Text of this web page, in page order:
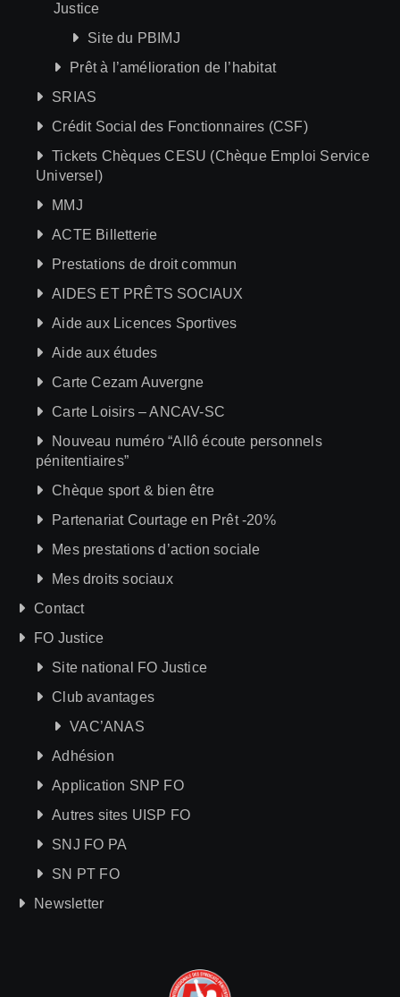
Justice
Site du PBIMJ
Prêt à l’amélioration de l’habitat
SRIAS
Crédit Social des Fonctionnaires (CSF)
Tickets Chèques CESU (Chèque Emploi Service
Universel)
MMJ
ACTE Billetterie
Prestations de droit commun
AIDES ET PRÊTS SOCIAUX
Aide aux Licences Sportives
Aide aux études
Carte Cezam Auvergne
Carte Loisirs – ANCAV-SC
Nouveau numéro “Allô écoute personnels
pénitentiaires”
Chèque sport & bien être
Partenariat Courtage en Prêt -20%
Mes prestations d’action sociale
Mes droits sociaux
Contact
FO Justice
Site national FO Justice
Club avantages
VAC’ANAS
Adhésion
Application SNP FO
Autres sites UISP FO
SNJ FO PA
SN PT FO
Newsletter